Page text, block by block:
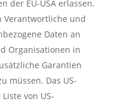
der EU-USA erlassen.
Verantwortliche und
Daten an
Organisationen in
Garantien
müssen. Das US-
von US-